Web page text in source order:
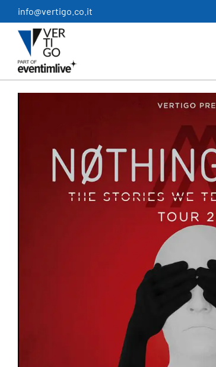
Salta
al
contenuto
info@vertigo.co.it